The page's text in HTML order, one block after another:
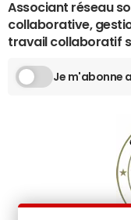
Associant réseau
collaborative,
travail collaboratif
Je m'abonne